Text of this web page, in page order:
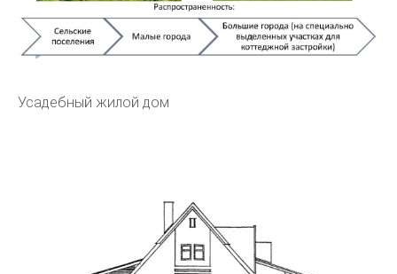
Усадебный жилой дом